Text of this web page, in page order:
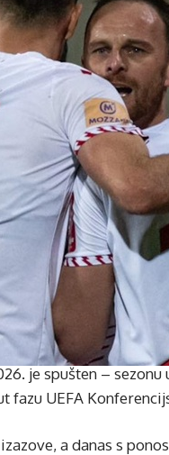
je spušten –
fazu UEFA
a danas s